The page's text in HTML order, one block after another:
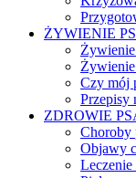
ŻYWIENIE
Żywienie
Żywienie
Czy mój
Przepisy
ZDROWIE
Choroby
Objawy
Leczenie